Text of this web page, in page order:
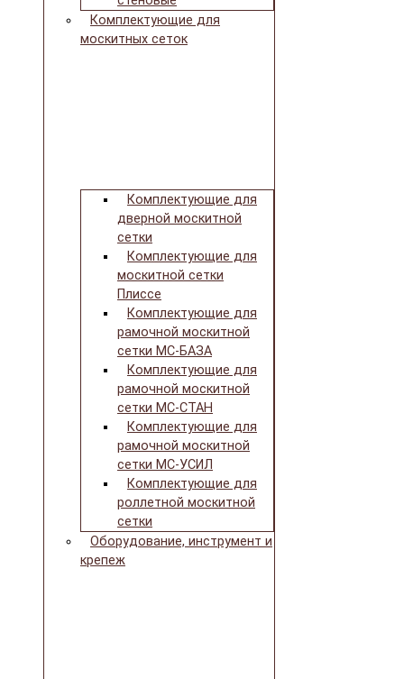
Комплектующие для
москитных сеток
Комплектующие для
дверной москитной
сетки
Комплектующие для
москитной сетки
Плиссе
Комплектующие для
рамочной москитной
сетки МС-БАЗА
Комплектующие для
рамочной москитной
сетки МС-СТАН
Комплектующие для
рамочной москитной
сетки МС-УСИЛ
Комплектующие для
роллетной москитной
сетки
Оборудование, инструмент и
крепеж